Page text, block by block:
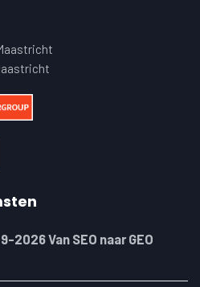
Van SEO naar GEO